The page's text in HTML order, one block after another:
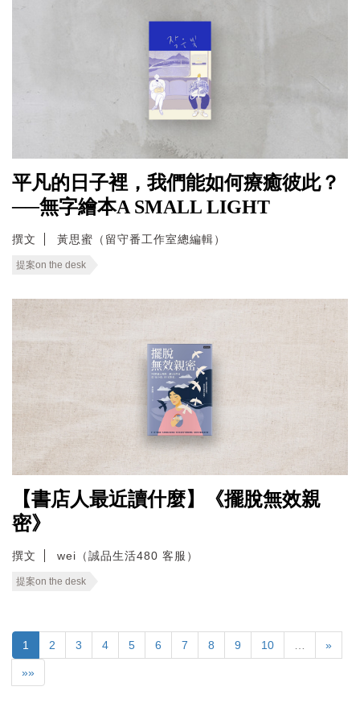
平凡的日子裡，我們能如何療癒彼此？
──無字繪本A SMALL LIGHT
撰文 黃思蜜（留守番工作室總編輯）
提案on the desk
【書店人最近讀什麼】《擺脫無效親
密》
撰文 wei（誠品生活480 客服）
提案on the desk
1 2 3 4 5 6 7 8 9 10 »
»»